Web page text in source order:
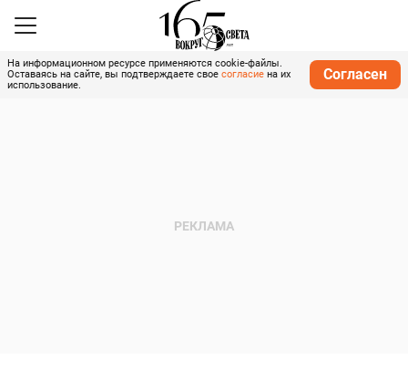
На информационном ресурсе применяются cookie-файлы.
Оставаясь на сайте, вы подтверждаете свое согласие на их
использование.
Согласен